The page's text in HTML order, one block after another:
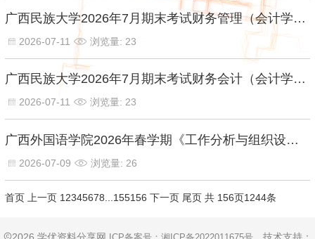
广西民族大学2026年7月期末考试财务管理（会计学专升本）-10316【标准答案】
2026-07-11 浏览量: 23
广西民族大学2026年7月期末考试财务会计（会计学专升本）-202640149-2026【标准答案】
2026-07-11 浏览量: 23
广西外国语学院2026年春学期《工作分析与组织设计》试卷【标准答案】
2026-07-09 浏览量: 26
首页 上一页 1 2345678 155156 下一页 尾页 共 156页1244条